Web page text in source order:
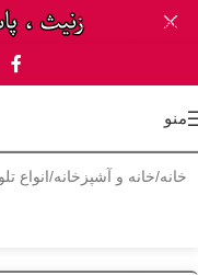
Skip to navigation
منو
خانه/خانه و آشپزخانه/انواع